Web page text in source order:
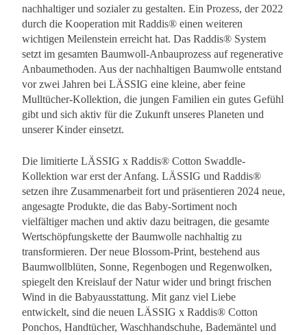
nachhaltiger und sozialer zu gestalten. Ein Prozess, der 2022
durch die Kooperation mit Raddis® einen weiteren
wichtigen Meilenstein erreicht hat. Das Raddis® System
setzt im gesamten Baumwoll-Anbauprozess auf regenerative
Anbaumethoden. Aus der nachhaltigen Baumwolle entstand
vor zwei Jahren bei LÄSSIG eine kleine, aber feine
Mulltücher-Kollektion, die jungen Familien ein gutes Gefühl
gibt und sich aktiv für die Zukunft unseres Planeten und
unserer Kinder einsetzt.
Die limitierte LÄSSIG x Raddis® Cotton Swaddle-
Kollektion war erst der Anfang. LÄSSIG und Raddis®
setzen ihre Zusammenarbeit fort und präsentieren 2024 neue,
angesagte Produkte, die das Baby-Sortiment noch
vielfältiger machen und aktiv dazu beitragen, die gesamte
Wertschöpfungskette der Baumwolle nachhaltig zu
transformieren. Der neue Blossom-Print, bestehend aus
Baumwollblüten, Sonne, Regenbogen und Regenwolken,
spiegelt den Kreislauf der Natur wider und bringt frischen
Wind in die Babyausstattung. Mit ganz viel Liebe
entwickelt, sind die neuen LÄSSIG x Raddis® Cotton
Ponchos, Handtücher, Waschhandschuhe, Bademäntel und